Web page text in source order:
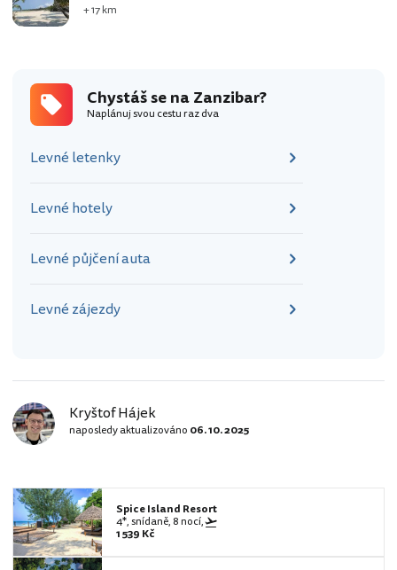
+ 17 km
Chystáš se na Zanzibar?
Naplánuj svou cestu raz dva
Levné letenky
Levné hotely
Levné půjčení auta
Levné zájezdy
Kryštof Hájek
naposledy aktualizováno 06. 10. 2025
Spice Island Resort
4*, snídaně, 8 nocí,
1 539 Kč